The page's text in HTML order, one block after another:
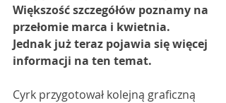
Większość szczegółów poznamy na
przełomie marca i kwietnia.
Jednak już teraz pojawia się więcej
informacji na ten temat.
Cyrk przygotował kolejną graficzną